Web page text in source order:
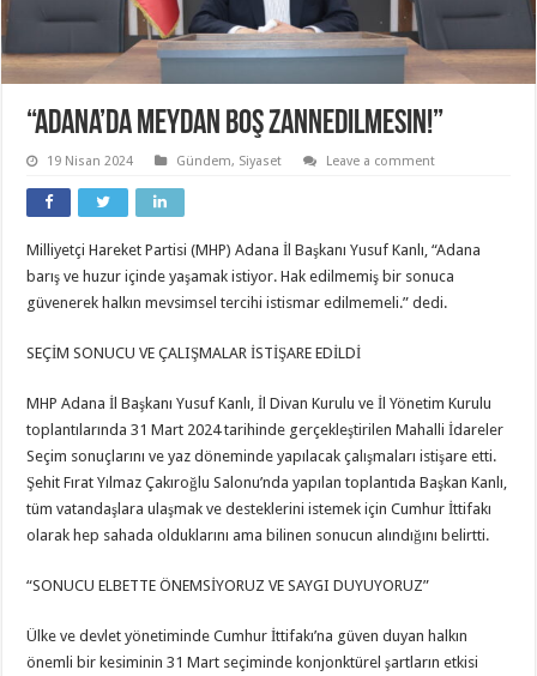
“Adana’da meydan boş zannedilmesin!”
19 Nisan 2024 Gündem, Siyaset Leave a comment
Milliyetçi Hareket Partisi (MHP) Adana İl Başkanı Yusuf Kanlı, “Adana
barış ve huzur içinde yaşamak istiyor. Hak edilmemiş bir sonuca
güvenerek halkın mevsimsel tercihi istismar edilmemeli.” dedi.
SEÇİM SONUCU VE ÇALIŞMALAR İSTİŞARE EDİLDİ
MHP Adana İl Başkanı Yusuf Kanlı, İl Divan Kurulu ve İl Yönetim Kurulu
toplantılarında 31 Mart 2024 tarihinde gerçekleştirilen Mahalli İdareler
Seçim sonuçlarını ve yaz döneminde yapılacak çalışmaları istişare etti.
Şehit Fırat Yılmaz Çakıroğlu Salonu’nda yapılan toplantıda Başkan Kanlı,
tüm vatandaşlara ulaşmak ve desteklerini istemek için Cumhur İttifakı
olarak hep sahada olduklarını ama bilinen sonucun alındığını belirtti.
“SONUCU ELBETTE ÖNEMSİYORUZ VE SAYGI DUYUYORUZ”
Ülke ve devlet yönetiminde Cumhur İttifakı’na güven duyan halkın
önemli bir kesiminin 31 Mart seçiminde konjonktürel şartların etkisi